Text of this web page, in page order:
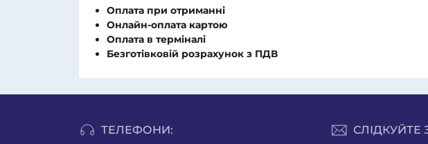
Оплата при отриманні
Онлайн-оплата картою
Оплата в терміналі
Безготівковій розрахунок з ПДВ
ТЕЛЕФОНИ: СЛІДКУЙТЕ